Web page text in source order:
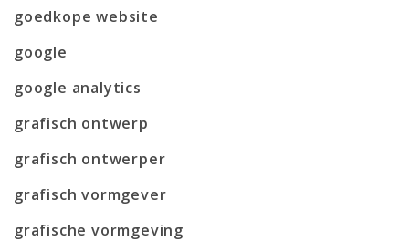
goedkope website
google
google analytics
grafisch ontwerp
grafisch ontwerper
grafisch vormgever
grafische vormgeving